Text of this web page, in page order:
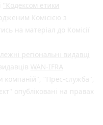
"Кодексом етики
Комісією з
на матеріал до Комісії
регіональні видавці
WAN-IFRA
компаній", "Прес-служба",
опубліковані на правах